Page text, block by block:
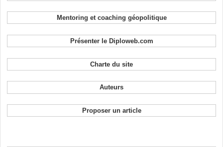
Mentoring et coaching géopolitique
Présenter le Diploweb.com
Charte du site
Auteurs
Proposer un article